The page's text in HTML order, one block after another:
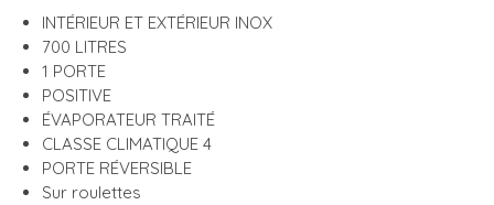
INTÉRIEUR ET EXTÉRIEUR INOX
700 LITRES
1 PORTE
POSITIVE
ÉVAPORATEUR TRAITÉ
CLASSE CLIMATIQUE 4
PORTE RÉVERSIBLE
Sur roulettes